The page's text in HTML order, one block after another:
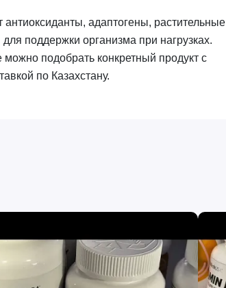
антиоксиданты, адаптогены, растительные
поддержки организма при нагрузках.
можно подобрать конкретный продукт с
по Казахстану.